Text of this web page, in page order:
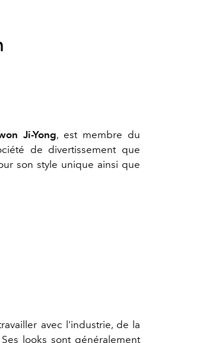
Ji-Yong, est membre du
de divertissement que
son style unique ainsi que
avec l'industrie, de la
Ses looks sont généralement